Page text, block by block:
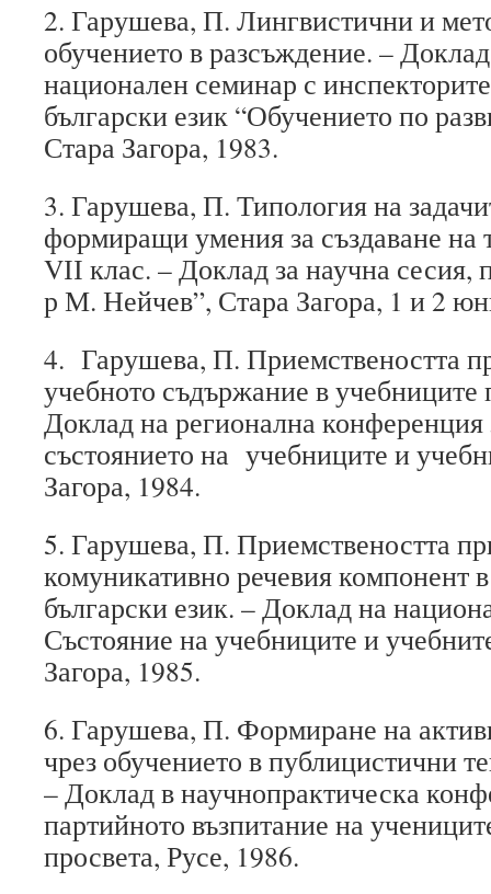
2. Гарушева, П. Лингвистични и
обучението в разсъждение. –
национален семинар с
български език “Обучението по
Стара Загора, 1983.
3. Гарушева, П. Типология на
формиращи умения за създаване на
VІІ клас. – Доклад за научна
р М. Нейчев”, Стара Загора, 1 и 2
4. Гарушева, П. Приемствеността
учебното съдържание в учебниците
Доклад на регионална
състоянието на учебниците и
Загора, 1984.
5. Гарушева, П. Приемствеността
комуникативно речевия компонент
български език. – Доклад на
Състояние на учебниците и
Загора, 1985.
6. Гарушева, П. Формиране на
чрез обучението в публицистични
– Доклад в научнопрактическа
партийното възпитание на
просвета, Русе, 1986.